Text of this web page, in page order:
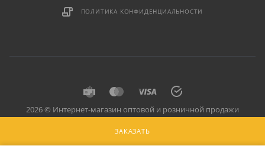
ЗАКАЗАТЬ
ПОЛИТИКА КОНФИДЕНЦИАЛЬНОСТИ
2026 © Интернет-магазин оптовой и розничной продажи
торговли и общепита: инвентарь, предметы сервировки, посуда